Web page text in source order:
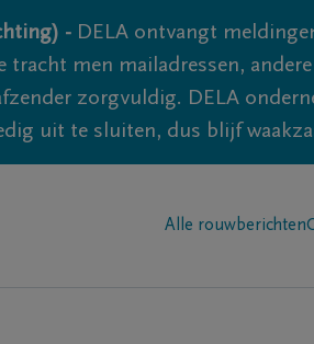
- DELA ontvangt
men mailadressen,
zorgvuldig. DELA
uit te sluiten, dus blijf
Alle rouwberichten